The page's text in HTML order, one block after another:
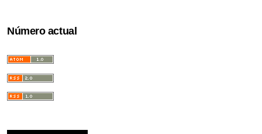
Número actual